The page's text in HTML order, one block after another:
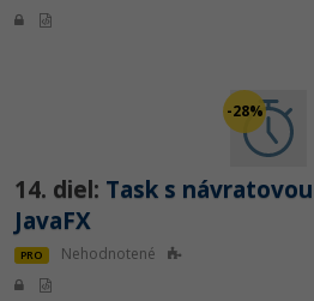
-28%
14. diel: Task s
JavaFX
PRO Nehodnotené